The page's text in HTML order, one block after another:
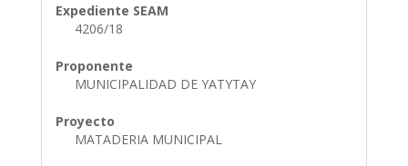
Expediente SEAM
4206/18
Proponente
MUNICIPALIDAD DE YATYTAY
Proyecto
MATADERIA MUNICIPAL